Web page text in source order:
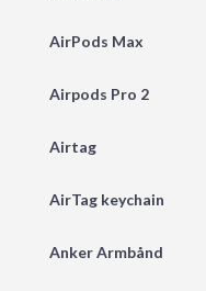
AirPods Max
Airpods Pro 2
Airtag
AirTag keychain
Anker Armbånd